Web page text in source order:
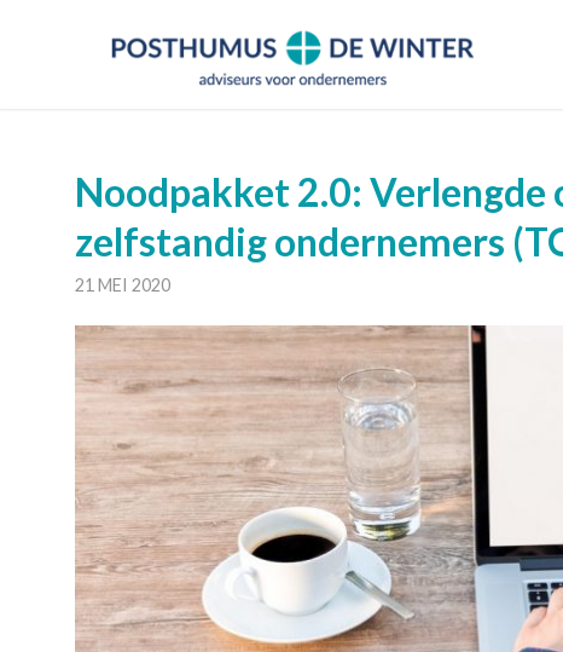
Noodpakket 2.0:
zelfstandig ondernemers
21 MEI 2020